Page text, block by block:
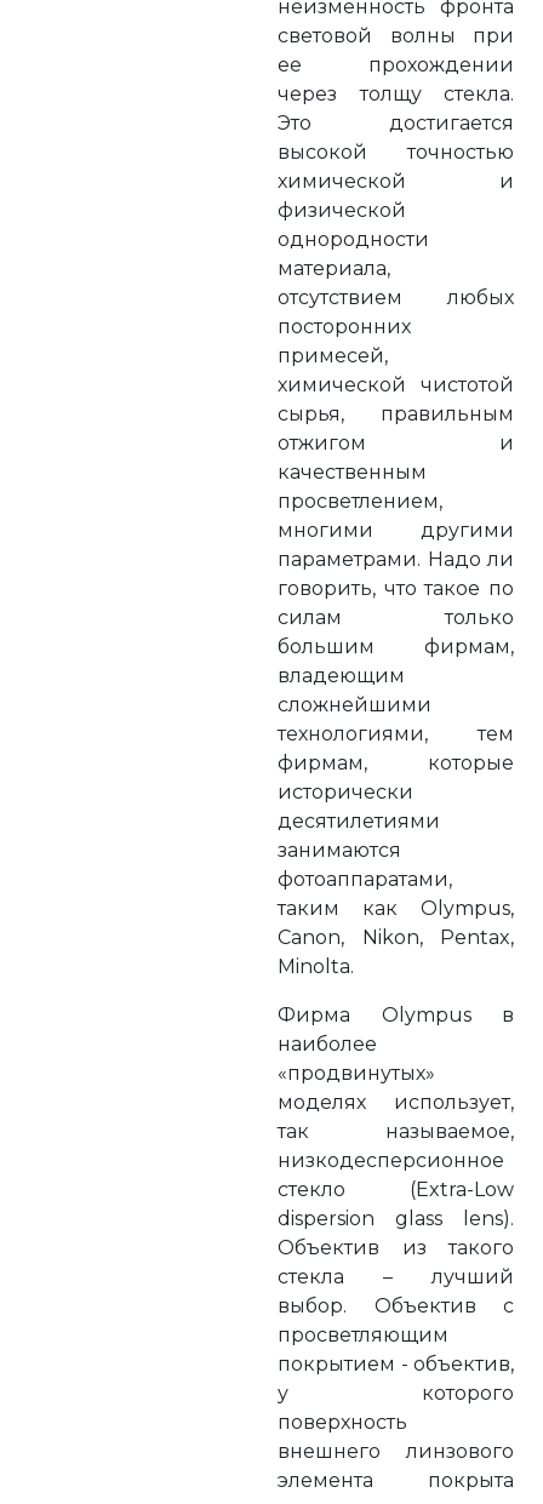
неизменность фронта
световой волны при
ее прохождении
через толщу стекла.
Это достигается
высокой точностью
химической и
физической
однородности
материала,
отсутствием любых
посторонних
примесей,
химической чистотой
сырья, правильным
отжигом и
качественным
просветлением,
многими другими
параметрами. Надо ли
говорить, что такое по
силам только
большим фирмам,
владеющим
сложнейшими
технологиями, тем
фирмам, которые
исторически
десятилетиями
занимаются
фотоаппаратами,
таким как Olympus,
Canon, Nikon, Pentax,
Minolta.
Фирма Olympus в
наиболее
«продвинутых»
моделях использует,
так называемое,
низкодесперсионное
стекло (Extra-Low
dispersion glass lens).
Объектив из такого
стекла – лучший
выбор. Объектив с
просветляющим
покрытием - объектив,
у которого
поверхность
внешнего линзового
элемента покрыта